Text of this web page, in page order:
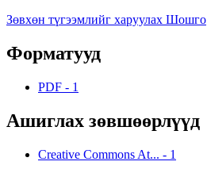
Зөвхөн түгээмлийг харуулах Шошго
Форматууд
PDF - 1
Ашиглах зөвшөөрлүүд
Creative Commons At... - 1